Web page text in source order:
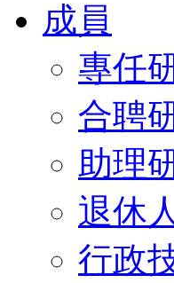
成員
專任
合聘
助理
退休
行政